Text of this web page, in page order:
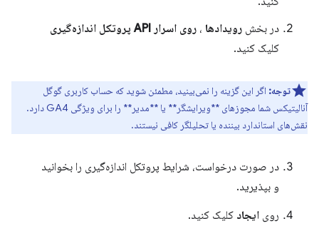
در بخش رویدادها ، روی اسرار API پروتکل اندازه‌گیری
کلیک کنید.
توجه: اگر این گزینه را نمی‌بینید، مطمئن شوید که حساب کاربری گوگل
آنالیتیکس شما مجوزهای **ویرایشگر** یا **مدیر** را برای ویژگی GA4 دارد.
نقش‌های استاندارد بیننده یا تحلیلگر کافی نیستند.
در صورت درخواست، شرایط پروتکل اندازه‌گیری را بخوانید
و بپذیرید.
روی ایجاد کلیک کنید.